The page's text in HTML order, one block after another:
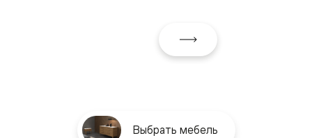
Выбрать мебель